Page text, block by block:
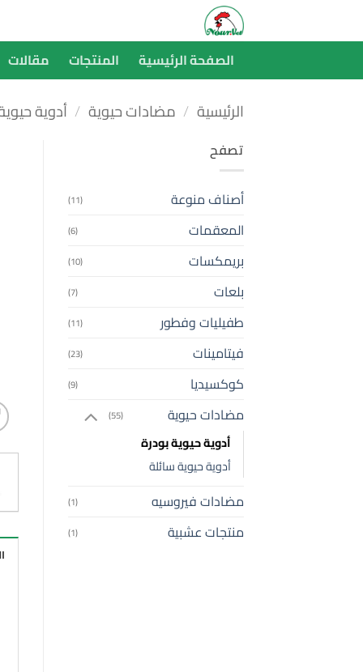
الصفحة الرئيسية
المنتجات مقالات
الرئيسية / مضادات حيوية / أدوية
تصفح
أصناف منوعة (11)
المعقمات (6)
بريمكسات (10)
بلعات (7)
طفيليات وفطور (11)
فيتامينات (23)
كوكسيديا (9)
مضادات حيوية (55)
أدوية حيوية بودرة
أدوية حيوية سائلة
مضادات فيروسيه (1)
منتجات عشبية (1)